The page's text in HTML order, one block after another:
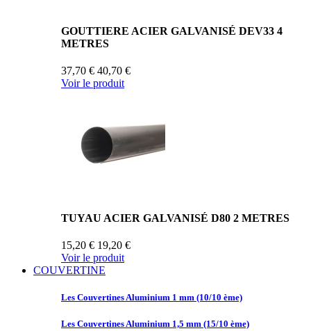
GOUTTIERE ACIER GALVANISÉ DEV33 4
METRES
37,70 € 40,70 €
Voir le produit
TUYAU ACIER GALVANISÉ D80 2 METRES
15,20 € 19,20 €
Voir le produit
COUVERTINE
Les CouvertinesAluminium 1 mm (10/10 ème)
Les CouvertinesAluminium 1,5 mm (15/10 ème)